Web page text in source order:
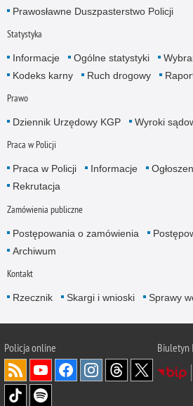
Prawosławne Duszpasterstwo Policji
Statystyka
Informacje Ogólne statystyki
Kodeks karny
Ruch drogowy
Prawo
Dziennik Urzędowy KGP Wyroki
Praca w Policji
Praca w Policji Informacje
Rekrutacja
Zamówienia publiczne
Postępowania o zamówienia
Archiwum
Kontakt
Rzecznik Skargi i wnioski Sprawy
Policjaonline
Biuletyn